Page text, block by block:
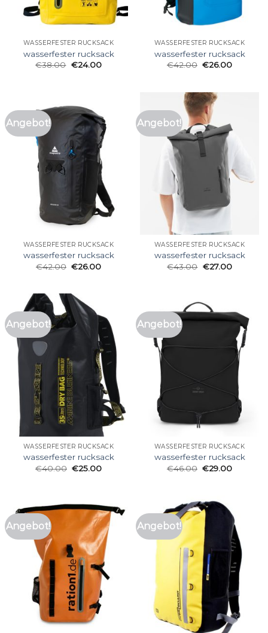
WASSERFESTER RUCKSACK
wasserfester rucksack
€38.00 €24.00
WASSERFESTER RUCKSACK
wasserfester rucksack
€42.00 €26.00
Angebot!
WASSERFESTER RUCKSACK
wasserfester rucksack
€42.00 €26.00
Angebot!
WASSERFESTER RUCKSACK
wasserfester rucksack
€43.00 €27.00
Angebot!
WASSERFESTER RUCKSACK
wasserfester rucksack
€40.00 €25.00
Angebot!
WASSERFESTER RUCKSACK
wasserfester rucksack
€46.00 €29.00
Angebot! Angebot!